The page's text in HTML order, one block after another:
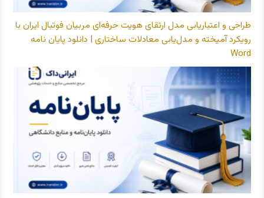
طراحی و اعتباریابی مدل ارتقای هویت حرفه‌ای مربیان فوتبال ایران با
رویکرد آمیخته و مدل‌یابی معادلات ساختاری | دانلود پایان نامه
Word